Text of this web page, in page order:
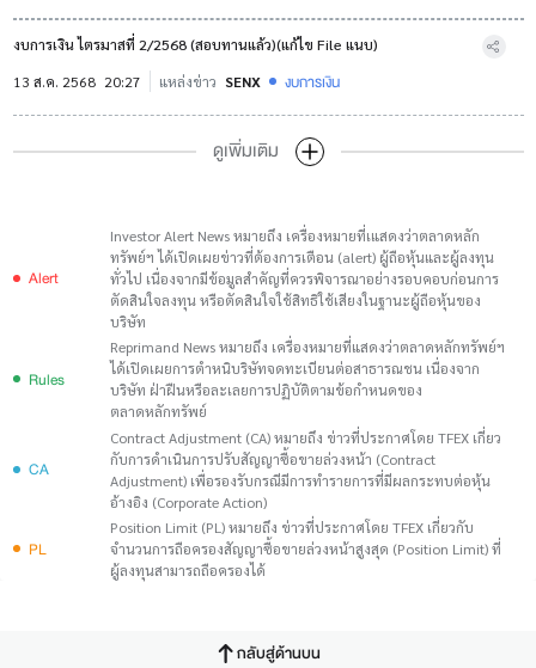
งบการเงิน ไตรมาสที่ 2/2568 (สอบทานแล้ว)(แก้ไข File แนบ)
13 ส.ค. 2568 20:27 แหล่งข่าว SENX งบการเงิน
ดูเพิ่มเติม
Alert
Investor Alert News หมายถึง เครื่องหมายที่เแสดงว่าตลาดหลัก
ทรัพย์ฯ ได้เปิดเผยข่าวที่ต้องการเตือน (alert) ผู้ถือหุ้นและผู้ลงทุน
ทั่วไป เนื่องจากมีข้อมูลสำคัญที่ควรพิจารณาอย่างรอบคอบก่อนการ
ตัดสินใจลงทุน หรือตัดสินใจใช้สิทธิใช้เสียงในฐานะผู้ถือหุ้นของ
บริษัท
Rules
Reprimand News หมายถึง เครื่องหมายที่แสดงว่าตลาดหลักทรัพย์ฯ
ได้เปิดเผยการตำหนิบริษัทจดทะเบียนต่อสาธารณชน เนื่องจาก
บริษัท ฝ่าฝืนหรือละเลยการปฏิบัติตามข้อกำหนดของ
ตลาดหลักทรัพย์
CA
Contract Adjustment (CA) หมายถึง ข่าวที่ประกาศโดย TFEX เกี่ยว
กับการดำเนินการปรับสัญญาซื้อขายล่วงหน้า (Contract
Adjustment) เพื่อรองรับกรณีมีการทำรายการที่มีผลกระทบต่อหุ้น
อ้างอิง (Corporate Action)
PL
Position Limit (PL) หมายถึง ข่าวที่ประกาศโดย TFEX เกี่ยวกับ
จำนวนการถือครองสัญญาซื้อขายล่วงหน้าสูงสุด (Position Limit) ที่
ผู้ลงทุนสามารถถือครองได้
กลับสู่ด้านบน